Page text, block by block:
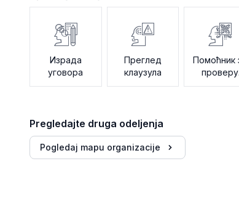
Израда
уговора
Преглед
клаузула
Помоћник
проверу
политика
Pregledajte druga odeljenja
Pogledaj mapu organizacije